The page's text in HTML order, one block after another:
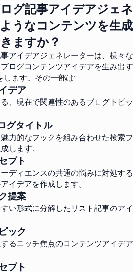
グ記事アイデアジェネ
うなコンテンツを生成
ますか？
アイデアジェネレーターは、様々な
ログコンテンツアイデアを生み出す
します。その一部は:
デア
、現在で関連性のあるブログトピッ
グタイトル
力的なフックを組み合わせた検索フ
します。
プト
ディエンスの共通の悩みに対処する
イデアを作成します。
提案
い形式に分解したリスト記事のアイ
ック
るニッチ焦点のコンテンツアイデア
プト